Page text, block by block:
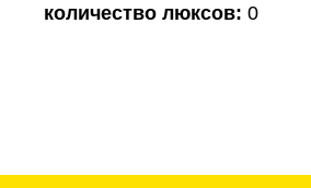
количество люксов: 0